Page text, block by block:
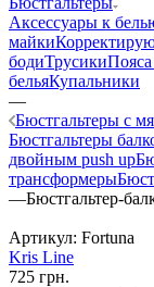
Аксессуары к
майки
бодиТрусики
бельяКупальники
—
Бюстгальтеры с
Бюстгальтеры
двойным push up
трансформеры
—Бюстгальтер-
Артикул: Fortuna
Kris Line
725 грн.